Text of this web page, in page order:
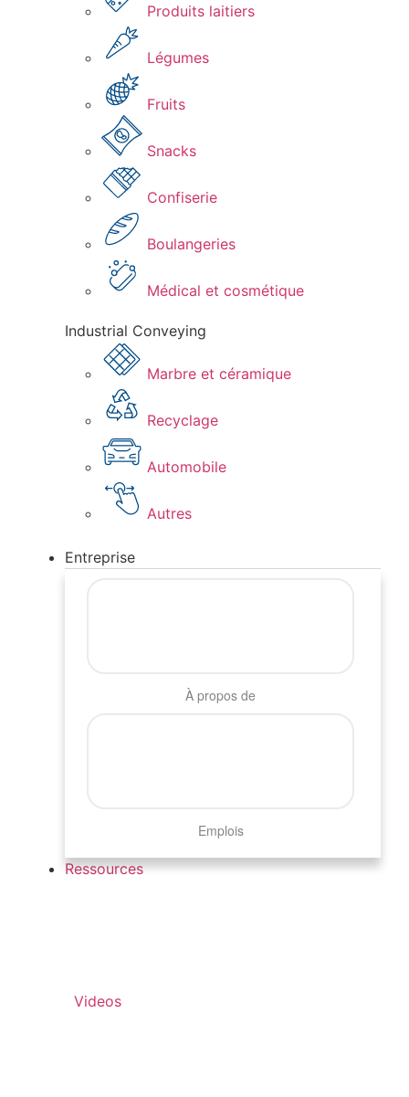
Produits laitiers​
Légumes​
Fruits
Snacks
Confiserie​
Boulangeries​
Médical et cosmétique​
Industrial Conveying
Marbre et céramique​
Recyclage
Automobile
Autres
Entreprise
À propos de
Emplois
Ressources
Videos